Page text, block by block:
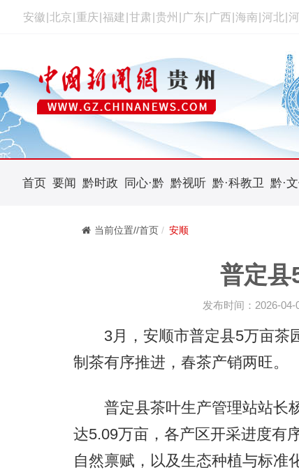
安徽 北京 重庆 福建 甘肃 贵州 广东 广西 海南 河北
首页 要闻 黔时政 同心·黔 黔视听 黔·科教卫 黔·
当前位置//首页 安顺
普定县
发布时间：2026-04-
3月，安顺市普定县5万亩茶
制茶有序推进，春茶产销两旺。
普定县茶叶生产管理站站长杨
达5.09万亩，各产区开采进度有
自然禀赋，以及生态种植与标准